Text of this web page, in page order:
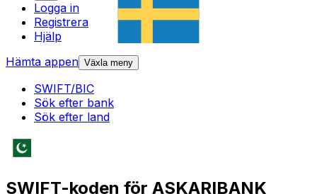
Logga in
Registrera
Hjälp
Hämta appen Växla meny
SWIFT/BIC
Sök efter bank
Sök efter land
SWIFT-koden för ASKARIBANK